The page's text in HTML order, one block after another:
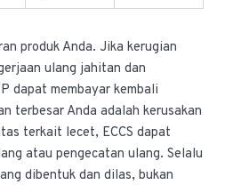
produk Anda. Jika kerugian
ulang jahitan dan
dapat membayar kembali
terbesar Anda adalah kerusakan
terkait lecet, ECCS dapat
atau pengecatan ulang. Selalu
dibentuk dan dilas, bukan